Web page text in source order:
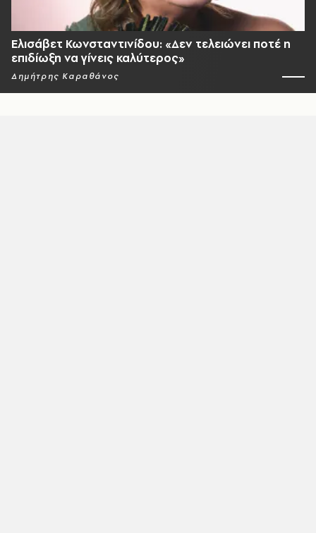
Ελισάβετ Κωνσταντινίδου: «Δεν τελειώνει ποτέ η
επιδίωξη να γίνεις καλύτερος»
Δημήτρης Καραθάνος